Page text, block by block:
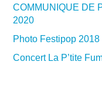
COMMUNIQUE DE
2020
Photo Festipop 2018
Concert La P’tite